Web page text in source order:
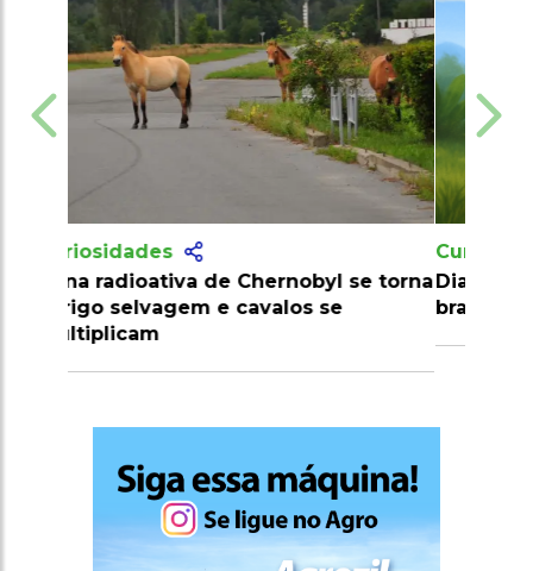
Curiosidades
Dia do Saci vs. Halloween: folclore
brasileiro desafia cultura americana